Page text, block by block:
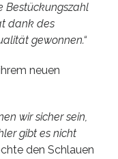
Bestückungszahl
dank des
gewonnen.“
neuen
wir sicher sein,
gibt es nicht
den Schlauen